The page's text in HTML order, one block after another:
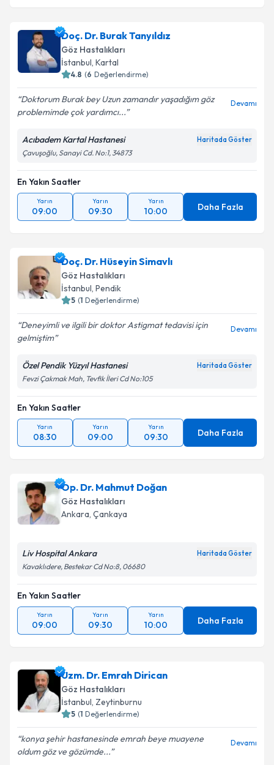
Doç. Dr. Burak Tanyıldız
Göz Hastalıkları
İstanbul, Kartal
4.8 (6 Değerlendirme)
Doktorum Burak bey Uzun zamandır yaşadığım göz
problemimde çok yardımcı...
Devamı
Acıbadem Kartal Hastanesi Haritada Göster
Çavuşoğlu, Sanayi Cd. No:1, 34873
En Yakın Saatler
Yarın
09:00
Yarın
09:30
Yarın
10:00 Daha Fazla
Doç. Dr. Hüseyin Simavlı
Göz Hastalıkları
İstanbul, Pendik
5 (1 Değerlendirme)
Deneyimli ve ilgili bir doktor Astigmat tedavisi için
gelmiştim
Devamı
Özel Pendik Yüzyıl Hastanesi Haritada Göster
Fevzi Çakmak Mah, Tevfik İleri Cd No:105
En Yakın Saatler
Yarın
08:30
Yarın
09:00
Yarın
09:30 Daha Fazla
Op. Dr. Mahmut Doğan
Göz Hastalıkları
Ankara, Çankaya
Liv Hospital Ankara Haritada Göster
Kavaklıdere, Bestekar Cd No:8, 06680
En Yakın Saatler
Yarın
09:00
Yarın
09:30
Yarın
10:00 Daha Fazla
Uzm. Dr. Emrah Dirican
Göz Hastalıkları
İstanbul, Zeytinburnu
5 (1 Değerlendirme)
konya şehir hastanesinde emrah beye muayene
oldum göz ve gözümde...
Devamı